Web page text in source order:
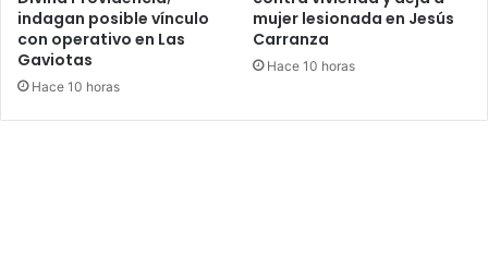
indagan posible vínculo
con operativo en Las
Gaviotas
Hace 10 horas
mujer lesionada en Jesús
Carranza
Hace 10 horas